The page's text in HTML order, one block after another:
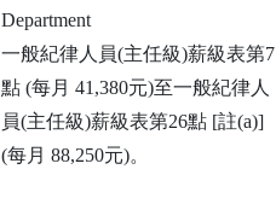
Department
一般紀律人員(主任級)薪級表第7
點 (每月 41,380元)至一般紀律人
員(主任級)薪級表第26點 [註(a)]
(每月 88,250元)。